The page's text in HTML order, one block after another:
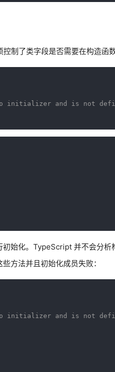
new window)
控制了类字段是否需要在构造函
initializer and is not
始化。TypeScript 并不会分
方法并且初始化成员失败：
initializer and is not